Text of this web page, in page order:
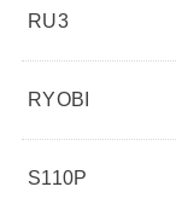
RU3
RYOBI
S110P